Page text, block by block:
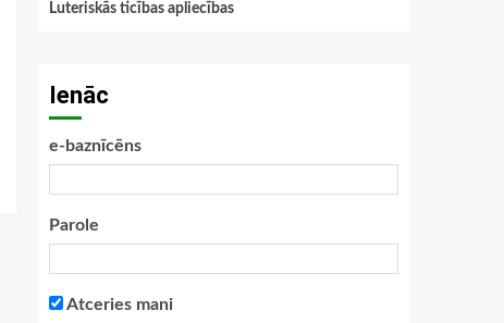
Luteriskās ticības apliecības
Ienāc
e-baznīcēns
Parole
Atceries mani